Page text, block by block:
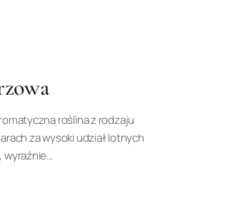
roślina z rodzaju
za wysoki udział lotnych
wyraźnie…